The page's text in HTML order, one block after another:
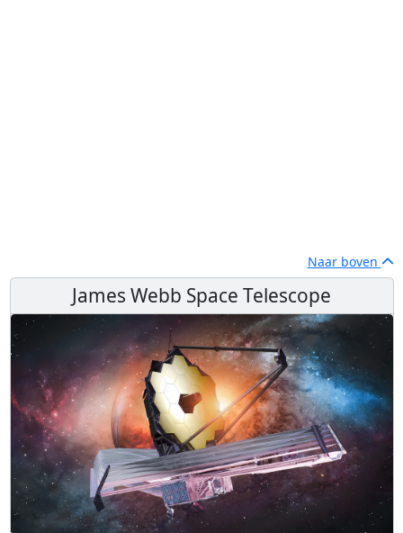
Naar boven
James Webb Space Telescope